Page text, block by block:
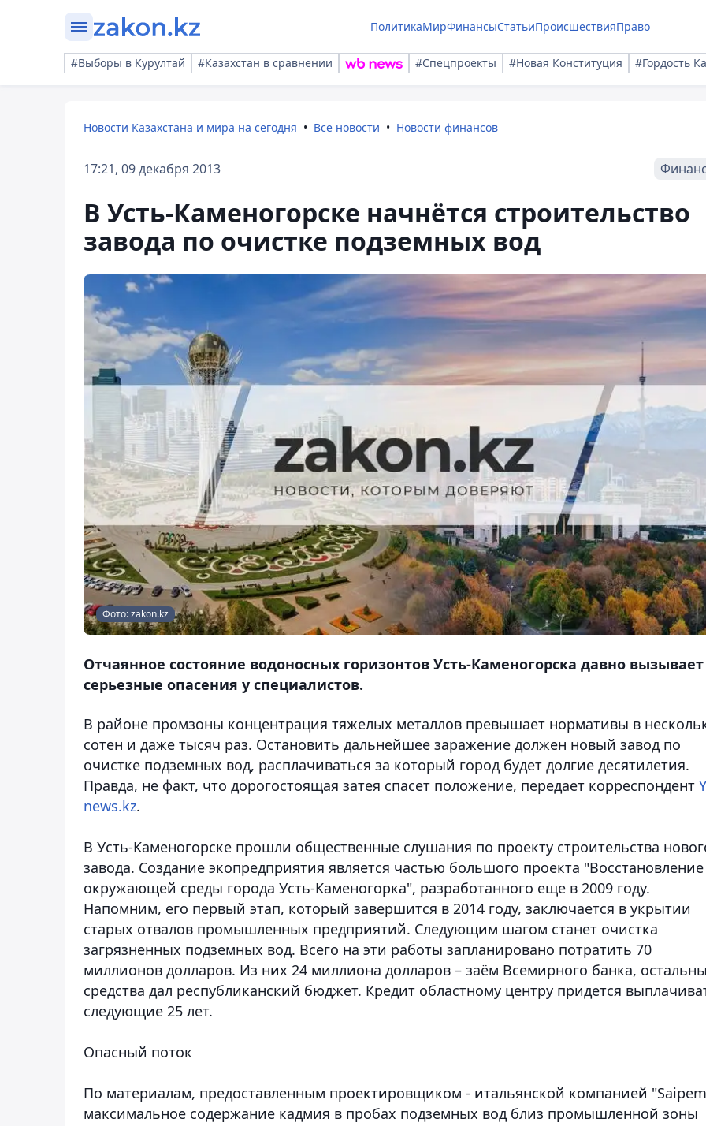
ПолитикаМирФинансыСтатьиПроисшествияПраво
#Выборы в Курултай #Казахстан в сравнении #Спецпроекты #Новая Конституция #Гордость
Новости Казахстана и мира на сегодня Все новости Новости финансов
17:21, 09 декабря 2013
В Усть-Каменогорске начнётся строительство
завода по очистке подземных вод
Фото: zakon.kz
Отчаянное состояние водоносных горизонтов Усть-Каменогорска давно вызывает
серьезные опасения у специалистов.
В районе промзоны концентрация тяжелых металлов превышает нормативы в
сотен и даже тысяч раз. Остановить дальнейшее заражение должен новый завод по
очистке подземных вод, расплачиваться за который город будет долгие десятилетия.
Правда, не факт, что дорогостоящая затея спасет положение, передает корреспондент
news.kz.
В Усть-Каменогорске прошли общественные слушания по проекту строительства
завода. Создание экопредприятия является частью большого проекта "Восстановление
окружающей среды города Усть-Каменогорка", разработанного еще в 2009 году.
Напомним, его первый этап, который завершится в 2014 году, заключается в укрытии
старых отвалов промышленных предприятий. Следующим шагом станет очистка
загрязненных подземных вод. Всего на эти работы запланировано потратить 70
миллионов долларов. Из них 24 миллиона долларов – заём Всемирного банка,
средства дал республиканский бюджет. Кредит областному центру придется
следующие 25 лет.
Опасный поток
По материалам, предоставленным проектировщиком - итальянской компанией
максимальное содержание кадмия в пробах подземных вод близ промышленной зоны